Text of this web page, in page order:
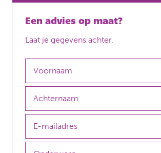
Een advies op maat?
Laat je gegevens achter.